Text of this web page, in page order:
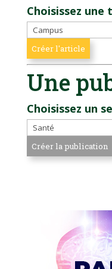
Choisissez une
Une
Choisissez un